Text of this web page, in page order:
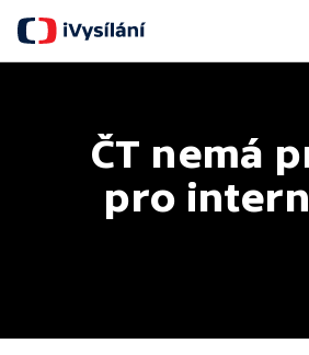
ČT nemá
pro